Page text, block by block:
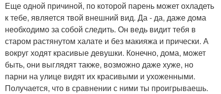
Еще одной причиной, по которой парень может охладеть
к тебе, является твой внешний вид. Да - да, даже дома
необходимо за собой следить. Он ведь видит тебя в
старом растянутом халате и без макияжа и прически. А
вокруг ходят красивые девушки. Конечно, дома, может
быть, они выглядят также, возможно даже хуже, но
парни на улице видят их красивыми и ухоженными.
Получается, что в сравнении с ними ты проигрываешь.